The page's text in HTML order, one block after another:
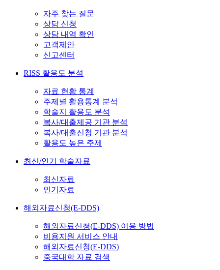
자주 찾는 질문
상담 신청
상담 내역 확인
고객제안
신고센터
RISS 활용도 분석
자료 현황 통계
주제별 활용통계 분석
학술지 활용도 분석
복사/대출제공 기관 분석
복사/대출신청 기관 분석
활용도 높은 주제
최신/인기 학술자료
최신자료
인기자료
해외자료신청(E-DDS)
해외자료신청(E-DDS) 이용 방법
비용지원 서비스 안내
해외자료신청(E-DDS)
중국대학 자료 검색